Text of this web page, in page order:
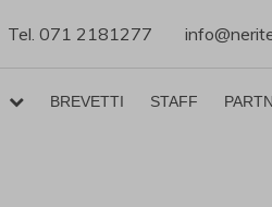
Tel. 071 2181277
BREVETTI STAFF